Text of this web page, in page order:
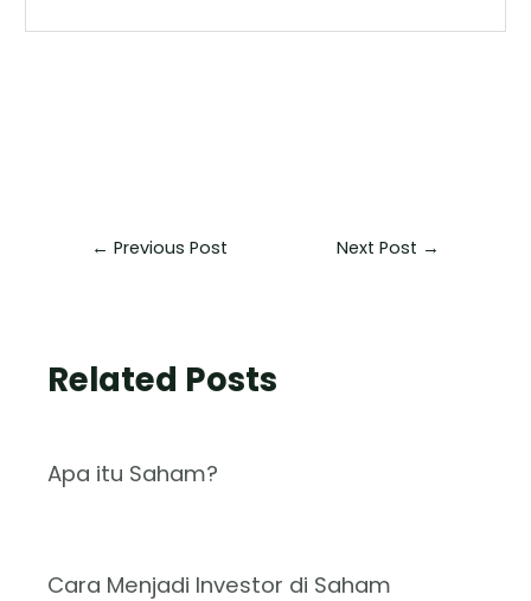
← Previous Post Next Post →
Related Posts
Apa itu Saham?
Cara Menjadi Investor di Saham